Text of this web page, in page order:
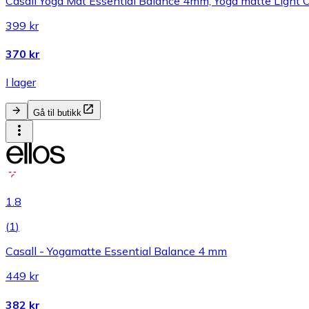
399 kr
370 kr
I lager
Gå til butikk
1.8
(1)
Casall - Yogamatte Essential Balance 4 mm
449 kr
382 kr